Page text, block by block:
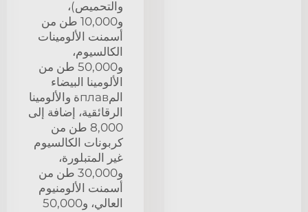
والتحميص)،
و10,000 طن من
أسمنت الألومينات
الكالسيوم،
و50,000 طن من
الألومينا البيضاء
المплавة والألومينا
الرقائقية، إضافة إلى
8,000 طن من
كربونات الكالسيوم
غير المتبلورة،
و30,000 طن من
أسمنت الألومنيوم
العالي، و50,000